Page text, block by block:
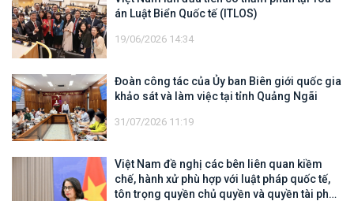
án Luật Biển Quốc tế (ITLOS)
19/06/2026 14:34
Đoàn công tác của Ủy ban Biên giới quốc gia
khảo sát và làm việc tại tỉnh Quảng Ngãi
31/07/2026 11:19
Việt Nam đề nghị các bên liên quan kiềm
chế, hành xử phù hợp với luật pháp quốc tế,
tôn trọng quyền chủ quyền và quyền tài phán